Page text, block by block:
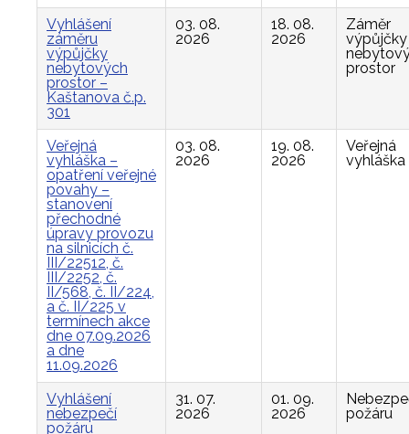
Vyhlášení
záměru
výpůjčky
nebytových
prostor –
Kaštanova č.p.
301
03. 08.
2026
18. 08.
2026
Záměr
výpůjčky
prostor
Veřejná
vyhláška –
opatření veřejné
povahy –
stanovení
přechodné
úpravy provozu
na silnicích č.
III/22512, č.
III/2252, č.
II/568, č. II/224,
a č. II/225 v
termínech akce
dne 07.09.2026
a dne
11.09.2026
03. 08.
2026
19. 08.
2026
Veřejná
vyhláška
Vyhlášení
nebezpečí
požáru
31. 07.
2026
01. 09.
2026
požáru